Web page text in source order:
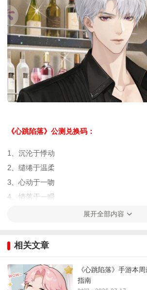
《心跳陷落》公测兑换码：
1、沉沦于悸动
2、缱绻于温柔
3、心动于一吻
4、情落于一瞬
7、XTXL99
8、VIP666
9、VIP888
10、VIP999
展开全部内容
相关文章
《心跳陷落》手游本
指南